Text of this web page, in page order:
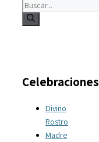
Buscar:
Celebraciones
Divino
Rostro
Madre